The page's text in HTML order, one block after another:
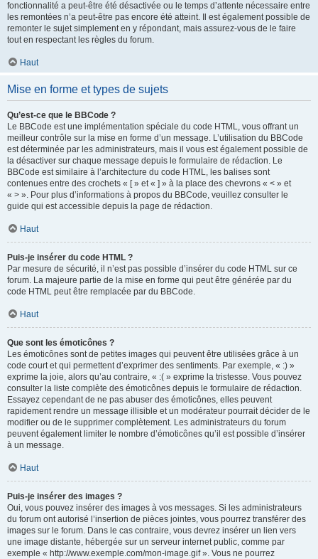
fonctionnalité a peut-être été désactivée ou le temps d’attente nécessaire entre
les remontées n’a peut-être pas encore été atteint. Il est également possible de
remonter le sujet simplement en y répondant, mais assurez-vous de le faire
tout en respectant les règles du forum.
Haut
Mise en forme et types de sujets
Qu’est-ce que le BBCode ?
Le BBCode est une implémentation spéciale du code HTML, vous offrant un
meilleur contrôle sur la mise en forme d’un message. L’utilisation du BBCode
est déterminée par les administrateurs, mais il vous est également possible de
la désactiver sur chaque message depuis le formulaire de rédaction. Le
BBCode est similaire à l’architecture du code HTML, les balises sont
contenues entre des crochets « [ » et « ] » à la place des chevrons « < » et
« > ». Pour plus d’informations à propos du BBCode, veuillez consulter le
guide qui est accessible depuis la page de rédaction.
Haut
Puis-je insérer du code HTML ?
Par mesure de sécurité, il n’est pas possible d’insérer du code HTML sur ce
forum. La majeure partie de la mise en forme qui peut être générée par du
code HTML peut être remplacée par du BBCode.
Haut
Que sont les émoticônes ?
Les émoticônes sont de petites images qui peuvent être utilisées grâce à un
code court et qui permettent d’exprimer des sentiments. Par exemple, « :) »
exprime la joie, alors qu’au contraire, « :( » exprime la tristesse. Vous pouvez
consulter la liste complète des émoticônes depuis le formulaire de rédaction.
Essayez cependant de ne pas abuser des émoticônes, elles peuvent
rapidement rendre un message illisible et un modérateur pourrait décider de le
modifier ou de le supprimer complètement. Les administrateurs du forum
peuvent également limiter le nombre d’émoticônes qu’il est possible d’insérer
à un message.
Haut
Puis-je insérer des images ?
Oui, vous pouvez insérer des images à vos messages. Si les administrateurs
du forum ont autorisé l’insertion de pièces jointes, vous pourrez transférer des
images sur le forum. Dans le cas contraire, vous devrez insérer un lien vers
une image distante, hébergée sur un serveur internet public, comme par
exemple « http://www.exemple.com/mon-image.gif ». Vous ne pourrez